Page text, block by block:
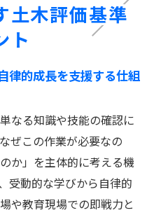
土木評価基準
ト
律的成長を支援する仕組
なる知識や技能の確認に
ぜこの作業が必要なの
か」を主体的に考える機
受動的な学びから自律的
や教育現場での即戦力と